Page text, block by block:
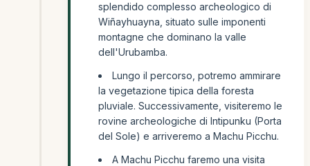
splendido complesso archeologico di
Wiñayhuayna, situato sulle imponenti
montagne che dominano la valle
dell'Urubamba.
Lungo il percorso, potremo ammirare
la vegetazione tipica della foresta
pluviale. Successivamente, visiteremo le
rovine archeologiche di Intipunku (Porta
del Sole) e arriveremo a Machu Picchu.
A Machu Picchu faremo una visita